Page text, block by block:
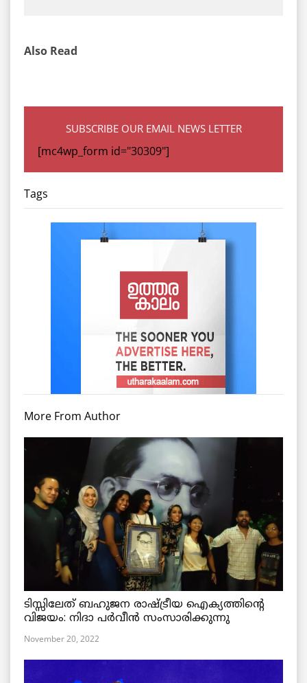
Also Read
SUBSCRIBE OUR EMAIL NEWS LETTER
[mc4wp_form id="30309"]
Tags
More From Author
ടിസ്സിലേത് ബഹുജന രാഷ്ട്രീയ ഐക്യത്തിന്റെ
വിജയം: നിദാ പർവീൻ സംസാരിക്കുന്നു
November 20, 2022